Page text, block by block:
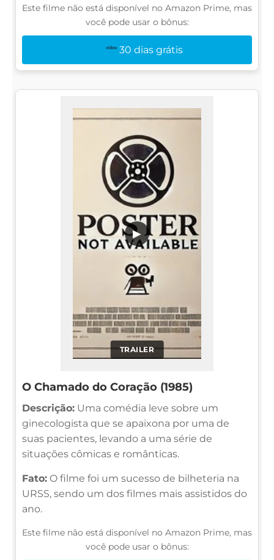
Este filme não está disponível no Amazon Prime, mas
você pode usar o bônus:
30 dias grátis
TRAILER
▶
O Chamado do Coração (1985)
Descrição: Uma comédia leve sobre um
ginecologista que se apaixona por uma de
suas pacientes, levando a uma série de
situações cômicas e românticas.
Fato: O filme foi um sucesso de bilheteria na
URSS, sendo um dos filmes mais assistidos do
ano.
Este filme não está disponível no Amazon Prime, mas
você pode usar o bônus: